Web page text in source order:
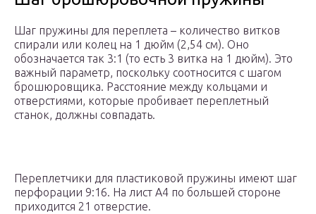
Шаг пружины для переплета – количество витков
спирали или колец на 1 дюйм (2,54 см). Оно
обозначается так 3:1 (то есть 3 витка на 1 дюйм). Это
важный параметр, поскольку соотносится с шагом
брошюровщика. Расстояние между кольцами и
отверстиями, которые пробивает переплетный
станок, должны совпадать.
Переплетчики для пластиковой пружины имеют шаг
перфорации 9:16. На лист А4 по большей стороне
приходится 21 отверстие.